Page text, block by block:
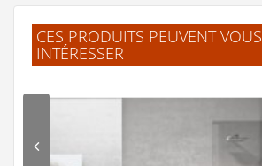
CES PRODUITS PEUVENT VOUS
INTÉRESSER